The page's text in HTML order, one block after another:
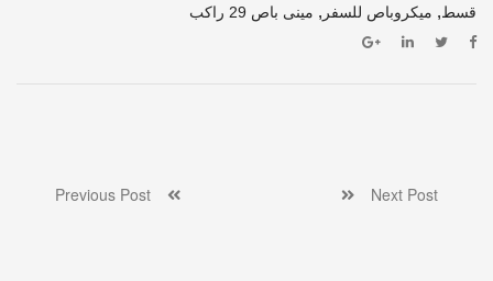
قسط, ميكروباص للسفر , مينى باص 29 راكب
Next Post